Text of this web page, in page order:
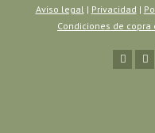
Aviso legal| Privacidad |
Condiciones de copra